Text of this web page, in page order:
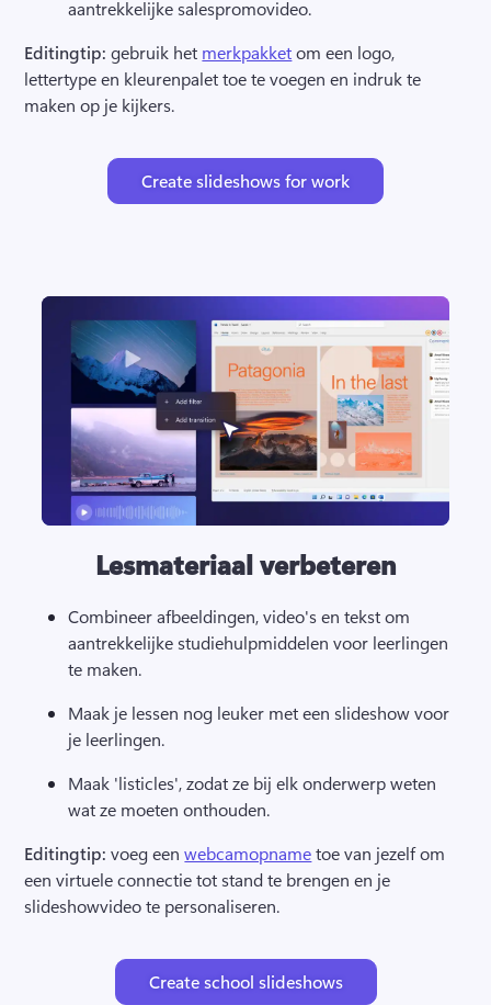
aantrekkelijke salespromovideo.
Editingtip: gebruik het merkpakket om een logo,
lettertype en kleurenpalet toe te voegen en indruk te
maken op je kijkers.
Create slideshows for work
Lesmateriaal verbeteren
Combineer afbeeldingen, video's en tekst om
aantrekkelijke studiehulpmiddelen voor leerlingen
te maken.
Maak je lessen nog leuker met een slideshow voor
je leerlingen.
Maak 'listicles', zodat ze bij elk onderwerp weten
wat ze moeten onthouden.
Editingtip: voeg een webcamopname toe van jezelf om
een virtuele connectie tot stand te brengen en je
slideshowvideo te personaliseren.
Create school slideshows